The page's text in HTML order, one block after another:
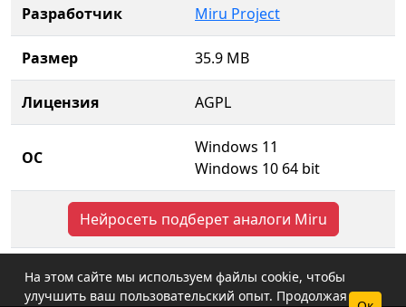
Разработчик Miru Project
Размер 35.9 MB
Лицензия AGPL
ОС
Windows 11
Windows 10 64 bit
Нейросеть подберет аналоги Miru
На этом сайте мы используем файлы cookie, чтобы
улучшить ваш пользовательский опыт. Продолжая